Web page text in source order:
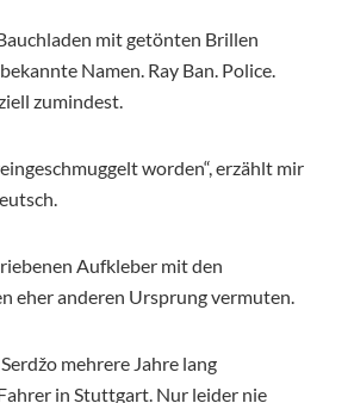
mit getönten Brillen
Namen. Ray Ban. Police.
zumindest.
worden“, erzählt mir
Aufkleber mit den
eher anderen Ursprung vermuten.
mehrere Jahre lang
in Stuttgart. Nur leider nie